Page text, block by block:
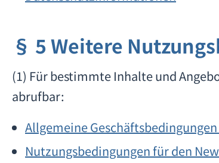
§ 5 Weitere
(1) Für bestimmte Inhalte und
abrufbar:
Allgemeine
Nutzungsbedingungen für den